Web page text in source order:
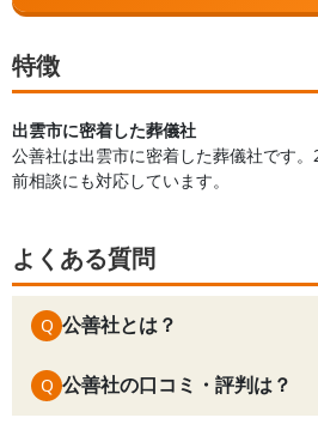
特徴
出雲市に密着した葬儀社
公善社は出雲市に密着した葬儀社です
前相談にも対応しています。
よくある質問
Q 公善社とは？
Q 公善社の口コミ・評判は？